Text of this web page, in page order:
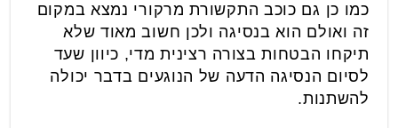
כמו כן גם כוכב התקשורת מרקורי נמצא במקום
זה ואולם הוא בנסיגה ולכן חשוב מאוד שלא
תיקחו הבטחות בצורה רצינית מדי, כיוון שעד
לסיום הנסיגה הדעה של הנוגעים בדבר יכולה
להשתנות.